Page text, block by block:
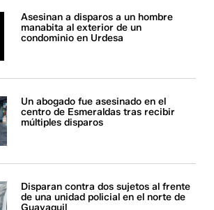
Asesinan a disparos a un hombre
manabita al exterior de un
condominio en Urdesa
Un abogado fue asesinado en el
centro de Esmeraldas tras recibir
múltiples disparos
Disparan contra dos sujetos al frente
de una unidad policial en el norte de
Guayaquil